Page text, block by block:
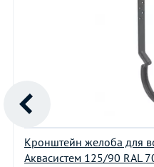
Кронштейн желоба для
Аквасистем 125/90 RAL